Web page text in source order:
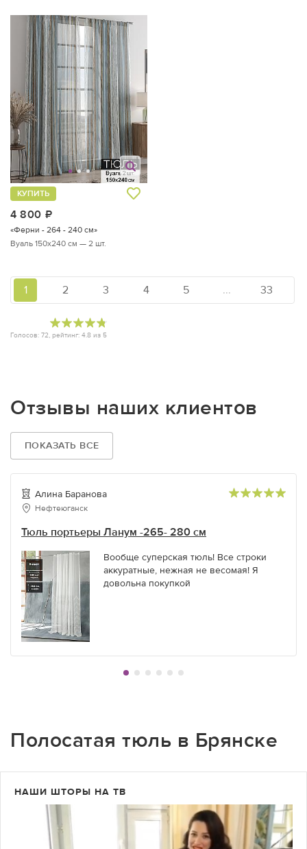
4 800
КУПИТЬ
«Ферни - 264 - 240 см»
Вуаль 150х240 см — 2 шт.
Голосов: 72, рейтинг: 4.8 из 5
1 2 3 4 5 ... 33
Отзывы наших клиентов
ПОКАЗАТЬ ВСЕ
Алина Баранова
Нефтеюганск
Тюль портьеры Ланум -265- 280 см
Вообще суперская тюль! Все строки
аккуратные, нежная не весомая! Я
довольна покупкой
Полосатая тюль в Брянске
НАШИ ШТОРЫ НА ТВ